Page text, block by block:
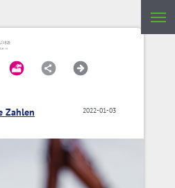
2022-01-03
Zahlen